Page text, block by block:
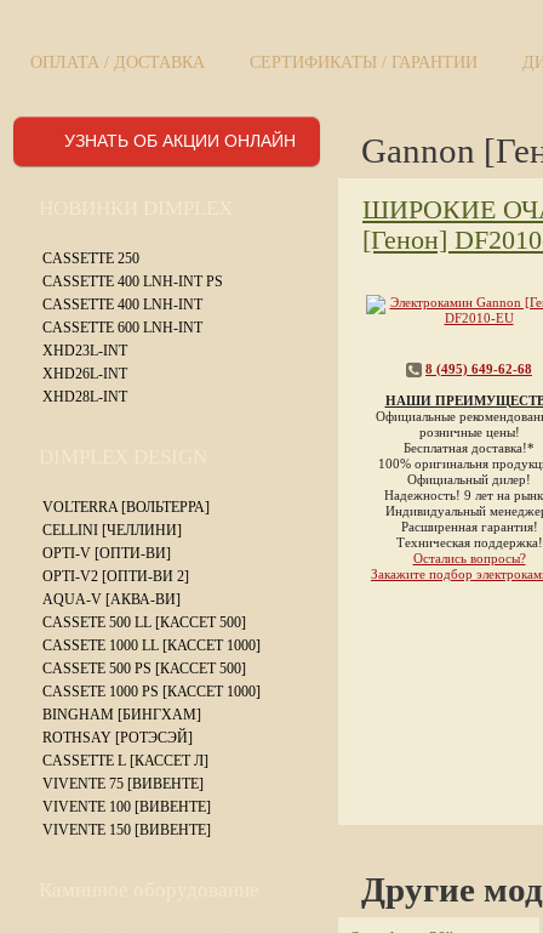
ОПЛАТА / ДОСТАВКА СЕРТИФИКАТЫ / ГАРАНТИИ
УЗНАТЬ ОБ АКЦИИ ОНЛАЙН
CASSETTE 250
CASSETTE 400 LNH-INT PS
CASSETTE 400 LNH-INT
CASSETTE 600 LNH-INT
XHD23L-INT
XHD26L-INT
XHD28L-INT
VOLTERRA [ВОЛЬТЕРРА]
CELLINI [ЧЕЛЛИНИ]
OPTI-V [ОПТИ-ВИ]
OPTI-V2 [ОПТИ-ВИ 2]
AQUA-V [АКВА-ВИ]
CASSETE 500 LL [КАССЕТ 500]
CASSETE 1000 LL [КАССЕТ 1000]
CASSETE 500 PS [КАССЕТ 500]
CASSETE 1000 PS [КАССЕТ 1000]
BINGHAM [БИНГХАМ]
ROTHSAY [РОТЭСЭЙ]
CASSETTE L [КАССЕТ Л]
VIVENTE 75 [ВИВЕНТЕ]
VIVENTE 100 [ВИВЕНТЕ]
VIVENTE 150 [ВИВЕНТЕ]
Gannon
ШИРОКИЕ
[Генон]
8 (495) 649-62-68
НАШИ
Официальные
розничные цены!
Бесплатная доставка!*
100% оригинальня
Официальный дилер!
Надежность! 9 лет на
Индивидуальный
Расширенная гарантия!
Техническая поддержка!
Остались вопросы?
Закажите подбор
Другие